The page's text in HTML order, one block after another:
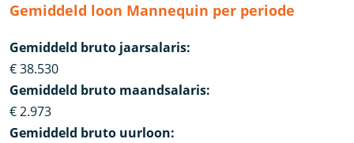
Gemiddeld loon Mannequin per periode
Gemiddeld bruto jaarsalaris:
€ 38.530
Gemiddeld bruto maandsalaris:
€ 2.973
Gemiddeld bruto uurloon: